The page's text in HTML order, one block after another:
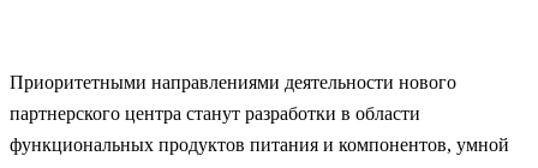
Приоритетными направлениями деятельности нового
партнерского центра станут разработки в области
функциональных продуктов питания и компонентов, умной